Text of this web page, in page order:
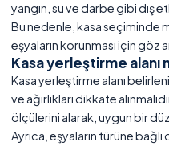
yangın, su ve darbe gibi dış
Bu nedenle, kasa seçiminde
eşyaların korunması için göz
Kasa yerleştirme alanı
Kasa yerleştirme alanı
ve ağırlıkları dikkate
ölçülerini alarak, uygun bir
Ayrıca, eşyaların türüne